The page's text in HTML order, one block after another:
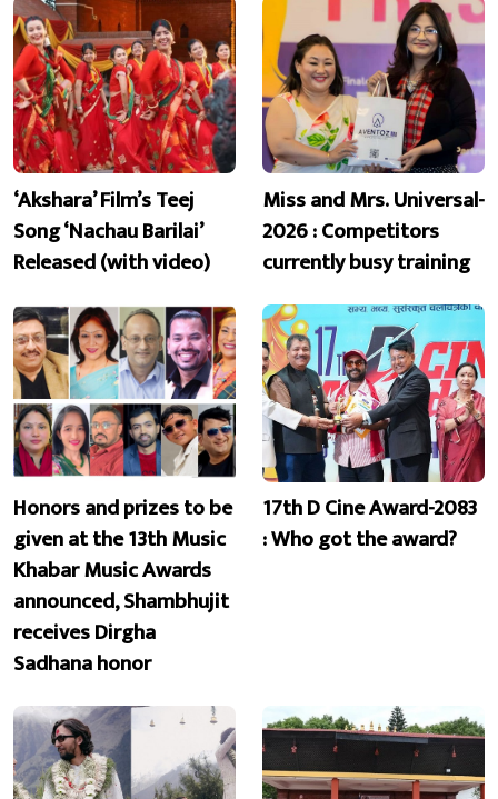
‘Akshara’ Film’s Teej
Song ‘Nachau Barilai’
Released (with video)
Miss and Mrs. Universal-
2026 : Competitors
currently busy training
Honors and prizes to be
given at the 13th Music
Khabar Music Awards
announced, Shambhujit
receives Dirgha
Sadhana honor
17th D Cine Award-2083
: Who got the award?